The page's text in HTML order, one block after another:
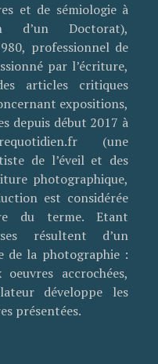
et de sémiologie à
d’un Doctorat),
professionnel de
par l’écriture,
articles critiques
expositions,
depuis début 2017 à
(une
de l’éveil et des
photographique,
est considérée
du terme. Etant
résultent d’un
de la photographie :
accrochées,
développe les
présentées.